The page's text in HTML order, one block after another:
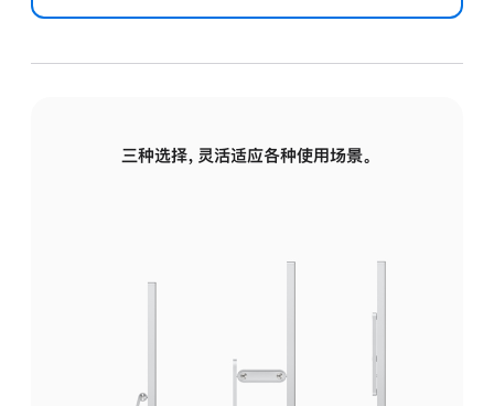
三种选择，灵活适应各种使用场景。